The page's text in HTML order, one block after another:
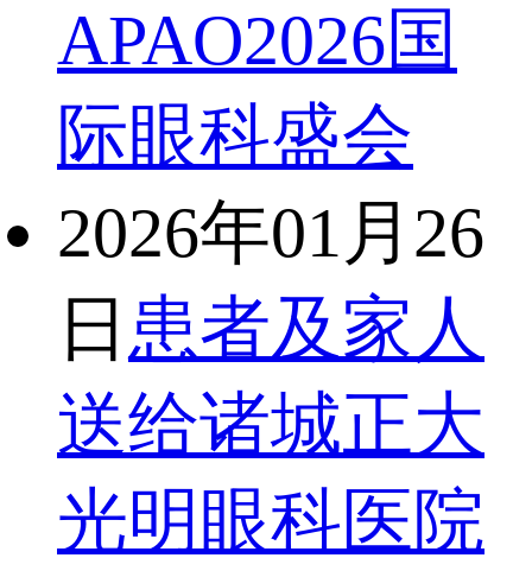
APAO2026国
际眼科盛会
2026年01月26
日 患者及家人
送给诸城正大
光明眼科医院